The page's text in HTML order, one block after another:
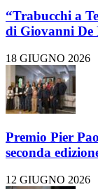
“Trabucchi a
di Giovanni De
18 GIUGNO 2026
Premio Pier
seconda
12 GIUGNO 2026